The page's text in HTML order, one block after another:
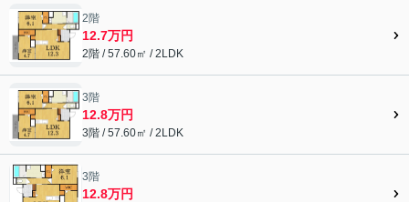
2階
12.7万円
2階 / 57.60㎡ / 2LDK
3階
12.8万円
3階 / 57.60㎡ / 2LDK
3階
12.8万円